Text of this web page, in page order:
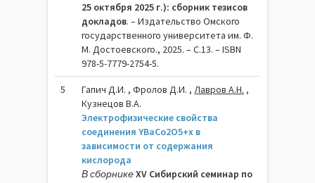
25 октября 2025 г.): сборник тезисов
докладов. – Издательство Омского
государственного университета им. Ф.
М. Достоевского., 2025. – C.13. – ISBN
978-5-7779-2754-5.
5 Гапич Д.И. , Фролов Д.И. ,Лавров А.Н. ,
Кузнецов В.А.
Электрофизические свойства
соединения YBaCo2O5+x в
зависимости от содержания
кислорода
В сборникеXV Сибирский семинар по